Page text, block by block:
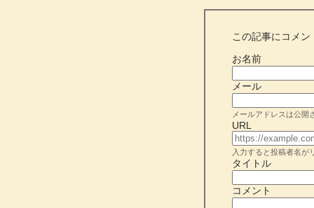
この記事にコメン
お名前
メール
メールアドレスは公開
URL
入力すると投稿者名が
タイトル
コメント